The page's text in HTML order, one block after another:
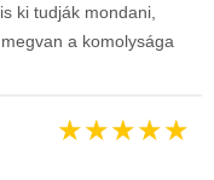
ki tudják mondani,
a komolysága
★★★★★